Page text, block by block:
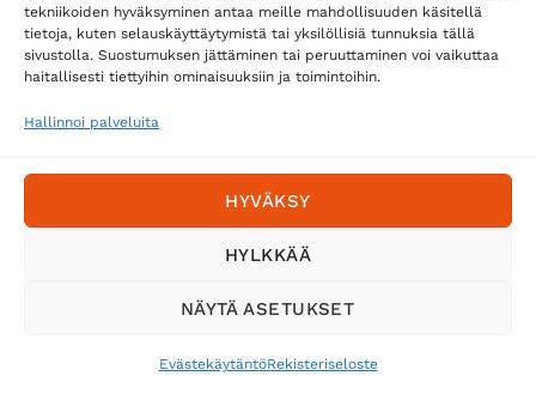
tekniikoiden hyväksyminen antaa meille mahdollisuuden käsitellä
tietoja, kuten selauskäyttäytymistä tai yksilöllisiä tunnuksia tällä
sivustolla. Suostumuksen jättäminen tai peruuttaminen voi vaikuttaa
haitallisesti tiettyihin ominaisuuksiin ja toimintoihin.
Hallinnoi palveluita
HYVÄKSY
HYLKKÄÄ
NÄYTÄ ASETUKSET
EvästekäytäntöRekisteriseloste
Tilaa uutiskirje ja saat erikoisalennuksia